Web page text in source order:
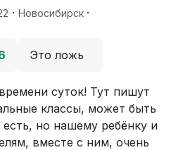
· Новосибирск ·
Это ложь
суток! Тут пишут
классы, может быть
есть, но нашему ребёнку и
вместе с ним, очень